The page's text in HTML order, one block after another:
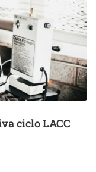
ciclo LACC